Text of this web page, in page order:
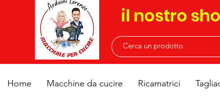
il nostro
Home Macchine da cucire Ricamatrici